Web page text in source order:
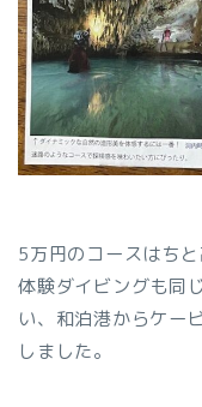
5万円のコースはち
体験ダイビングも同
い、和泊港からケー
しました。